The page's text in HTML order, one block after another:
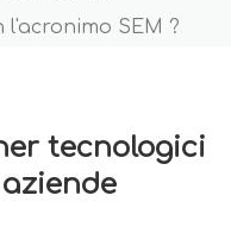
l'acronimo SEM ?
tecnologici